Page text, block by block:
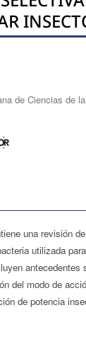
de Ciencias de
una revisión
utilizada
antecedentes
del modo de
de potencia